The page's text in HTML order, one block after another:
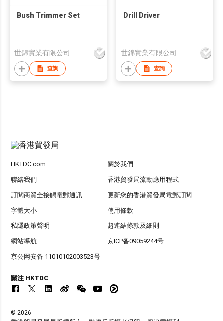
Bush Trimmer Set
世錦實業有限公司
查詢
Drill Driver
世錦實業有限公司
查詢
HKTDC.com 關於我們
聯絡我們 香港貿發局流動應用程式
訂閱商貿全接觸電郵通訊 更新您的香港貿發局電郵訂閱
字體大小 使用條款
私隱政策聲明 超連結條款及細則
網站導航 京ICP备09059244号
京公网安备 11010102003523号
關注 HKTDC
© 2026